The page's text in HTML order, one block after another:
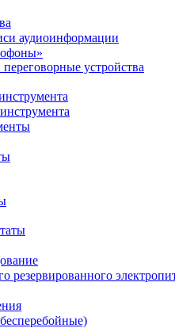
аудиоинформации
устройства
резервированного